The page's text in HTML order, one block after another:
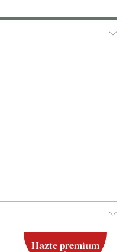
Hazte premium